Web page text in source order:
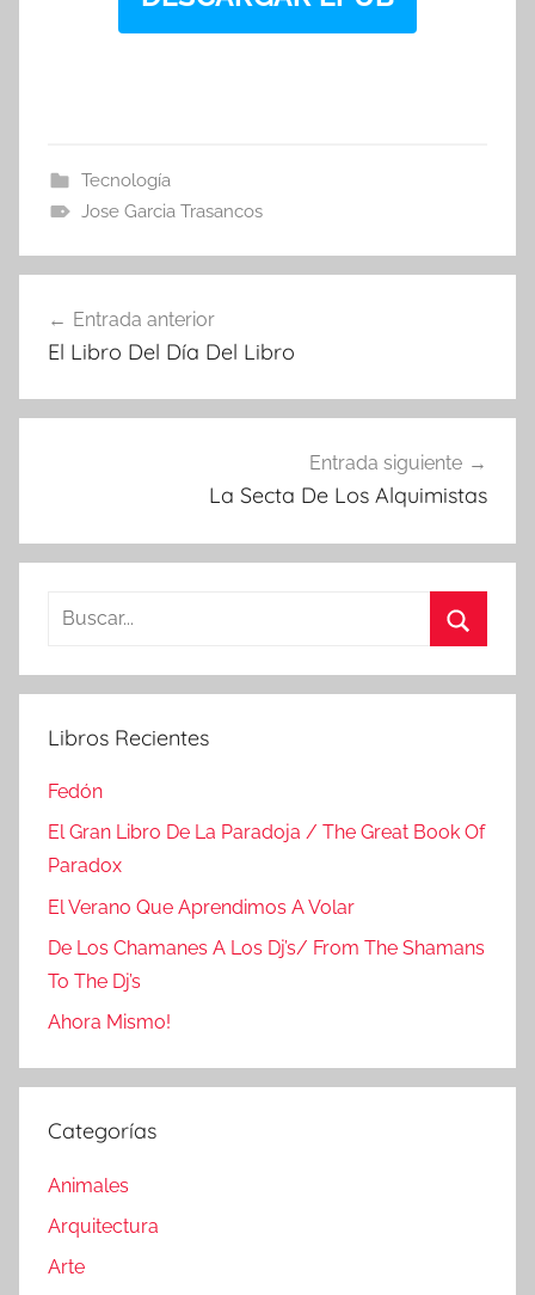
Tecnología
Jose Garcia Trasancos
de
Entrada anterior
El Libro Del Día Del Libro
Entrada siguiente
La Secta De Los Alquimistas
Buscar:
Libros Recientes
Fedón
El Gran Libro De La Paradoja / The Great Book Of
Paradox
El Verano Que Aprendimos A Volar
De Los Chamanes A Los Dj’s/ From The Shamans
To The Dj’s
Ahora Mismo!
Categorías
Animales
Arquitectura
Arte